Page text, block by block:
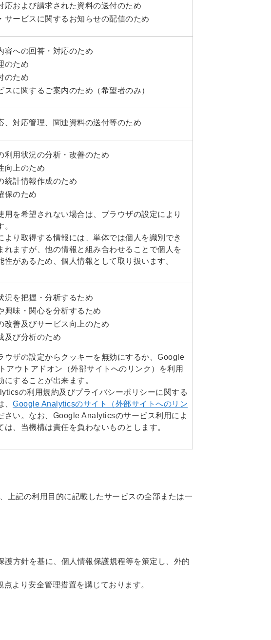
応および請求された資料の送付のため
サービスに関するお知らせの配信のため
容への回答・対応のため
のため
のため
スに関するご案内のため（希望者のみ）
、対応管理、関連資料の送付等のため
利用状況の分析・改善のため
向上のため
統計情報作成のため
保のため
を希望されない場合は、ブラウザの設定により
り取得する情報には、単体では個人を識別でき
れますが、他の情報と組み合わせることで個人を
性があるため、個人情報として取り扱います。
況を把握・分析するため
興味・関心を分析するため
改善及びサービス向上のため
及び分析のため
ウザの設定からクッキーを無効にするか、Google
アウトアドオン（外部サイトへのリンク）を利用
にすることが出来ます。
の利用規約及びプライバシーポリシーに関する
Google Analyticsのサイト（外部サイトへのリン
さい。なお、Google Analyticsのサービス利用によ
は、当機構は責任を負わないものとします。
上記の利用目的に記載したサービスの全部または一
方針を基に、個人情報保護規程等を策定し、外的
より安全管理措置を講じております。